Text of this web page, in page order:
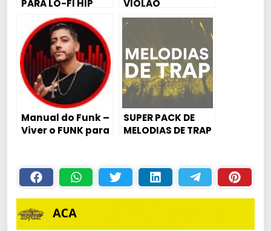
PARA LO-FI HIP
HOP VOL. 1
VIOLÃO
Manual do Funk –
Viver o FUNK para
SUPER PACK DE
MELODIAS DE TRAP
YOUNG THUG